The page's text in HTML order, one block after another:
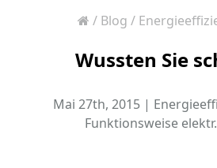
/ Blog /
Wussten Sie
Mai 27th, 2015 |
Funktionsweise